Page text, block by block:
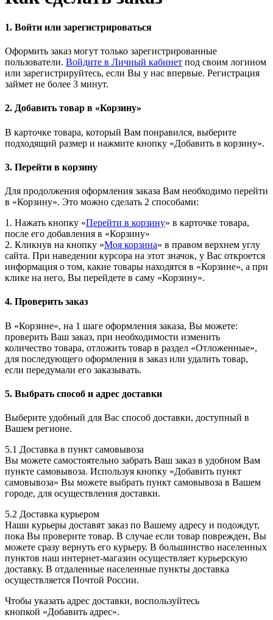
1. Войти или зарегистрироваться
Оформить заказ могут только зарегистрированные
пользователи. Войдите в Личный кабинет под своим логином
или зарегистрируйтесь, если Вы у нас впервые. Регистрация
займет не более 3 минут.
2. Добавить товар в «Корзину»
В карточке товара, который Вам понравился, выберите
подходящий размер и нажмите кнопку «Добавить в корзину».
3. Перейти в корзину
Для продолжения оформления заказа Вам необходимо перейти
в «Корзину». Это можно сделать 2 способами:
1. Нажать кнопку «Перейти в корзину» в карточке товара,
после его добавления в «Корзину»
2. Кликнув на кнопку «Моя корзина» в правом верхнем углу
сайта. При наведении курсора на этот значок, у Вас откроется
информация о том, какие товары находятся в «Корзине», а при
клике на него, Вы перейдете в саму «Корзину».
4. Проверить заказ
В «Корзине», на 1 шаге оформления заказа, Вы можете:
проверить Ваш заказ, при необходимости изменить
количество товара, отложить товар в раздел «Отложенные»,
для последующего оформления в заказ или удалить товар,
если передумали его заказывать.
5. Выбрать способ и адрес доставки
Выберите удобный для Вас способ доставки, доступный в
Вашем регионе.
5.1 Доставка в пункт самовывоза
Вы можете самостоятельно забрать Ваш заказ в удобном Вам
пункте самовывоза. Используя кнопку «Добавить пункт
самовывоза» Вы можете выбрать пункт самовывоза в Вашем
городе, для осуществления доставки.
5.2 Доставка курьером
Наши курьеры доставят заказ по Вашему адресу и подождут,
пока Вы проверите товар. В случае если товар поврежден, Вы
можете сразу вернуть его курьеру. В большинство населенных
пунктов наш интернет-магазин осуществляет курьерскую
доставку. В отдаленные населенные пункты доставка
осуществляется Почтой России.
Чтобы указать адрес доставки, воспользуйтесь
кнопкой «Добавить адрес».